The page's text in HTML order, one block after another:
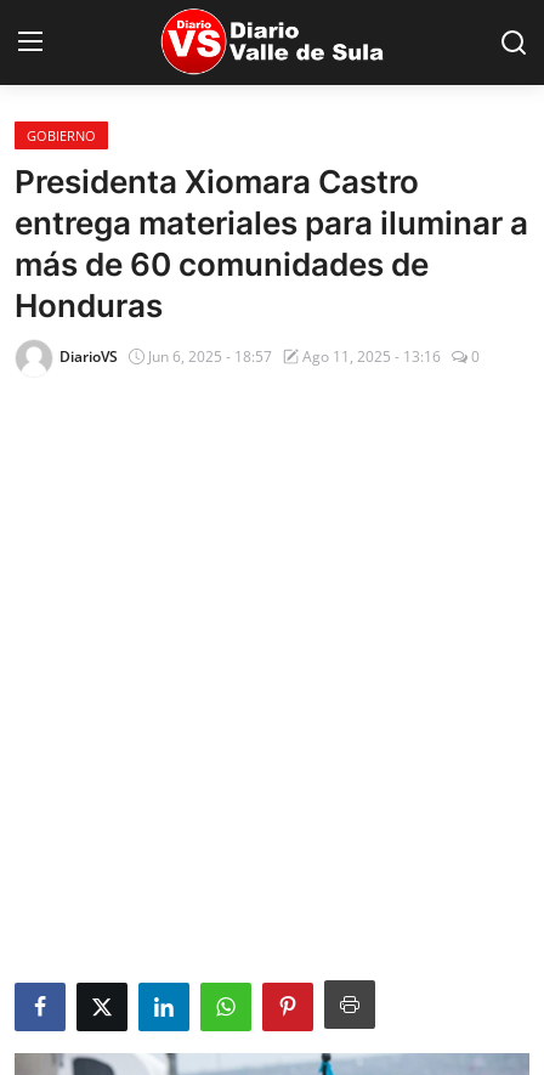
Inicio
Nacionales
Internacionales
Sucesos
GOBIERNO
Presidenta Xiomara Castro
entrega materiales para iluminar a
más de 60 comunidades de
Honduras
DiarioVS Jun 6, 2025 - 18:57 Ago 11, 2025 - 13:16 0